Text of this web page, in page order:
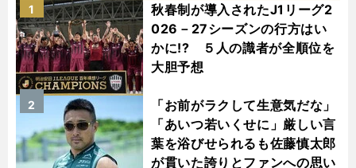
秋春制が導入されたJ1リーグ2
026－27シーズンの行方はい
かに!? ５人の識者が全順位を
大胆予想
1
「お前がラクして生意気だな」
「あいつ若いくせに」厳しい言
葉を浴びせられるも佐藤慎太郎
が貫いた誇りとファンへの思い
2